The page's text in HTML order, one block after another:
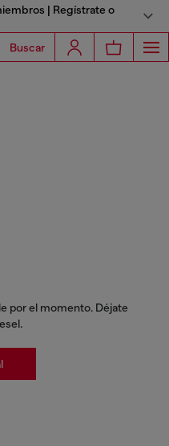
| Regístrate o
Buscar
por el momento. Déjate